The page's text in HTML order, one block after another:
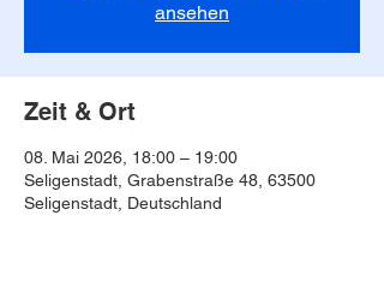
ansehen
Zeit & Ort
08. Mai 2026, 18:00 – 19:00
Seligenstadt, Grabenstraße 48, 63500
Seligenstadt, Deutschland